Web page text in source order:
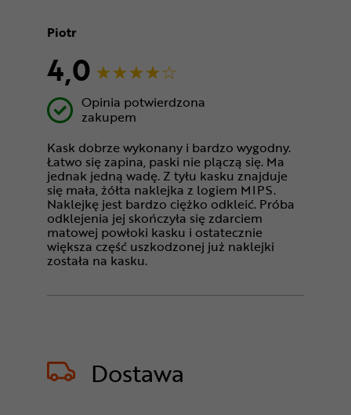
Piotr
4,0
Opinia potwierdzona
zakupem
Kask dobrze wykonany i bardzo wygodny.
Łatwo się zapina, paski nie plączą się. Ma
jednak jedną wadę. Z tyłu kasku znajduje
się mała, żółta naklejka z logiem MIPS.
Naklejkę jest bardzo ciężko odkleić. Próba
odklejenia jej skończyła się zdarciem
matowej powłoki kasku i ostatecznie
większa część uszkodzonej już naklejki
została na kasku.
Dostawa